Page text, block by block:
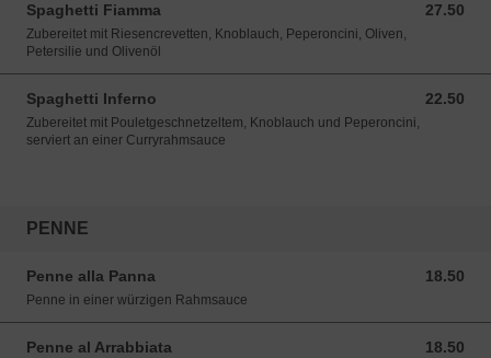
Spaghetti Fiamma 27.50
27.50 CHF
Zubereitet mit Riesencrevetten, Knoblauch, Peperoncini, Oliven,
Petersilie und Olivenöl
Spaghetti Inferno 22.50
22.50 CHF
Zubereitet mit Pouletgeschnetzeltem, Knoblauch und Peperoncini,
serviert an einer Curryrahmsauce
PENNE
Penne alla Panna 18.50
18.50 CHF
Penne in einer würzigen Rahmsauce
Penne al Arrabbiata 18.50
18.50 CHF